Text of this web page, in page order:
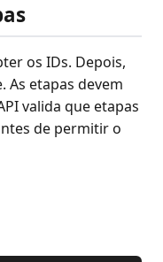
os IDs. Depois,
As etapas devem
valida que etapas
de permitir o